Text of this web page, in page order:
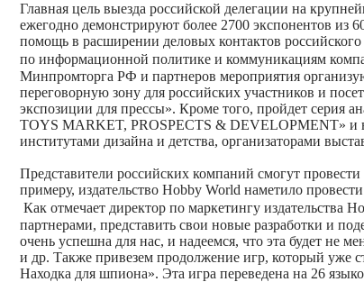
Главная цель выезда российской делегации на
ежегодно демонстрируют более 2700 экспонентов из
помощь в расширении деловых контактов
по информационной политике и коммуникациям
Минпромторга РФ и партнеров мероприятия
переговорную зону для российских участников и
экспозиции для прессы». Кроме того, пройдет серия
TOYS MARKET, PROSPECTS & DEVELOPMENT»
институтами дизайна и детства, организаторами
Представители российских компаний смогут
примеру, издательство Hobby World наметило
Как отмечает директор по маркетингу издательства
партнерами, представить свои новые разработки и
очень успешна для нас, и надеемся, что эта будет не
и др. Также привезем продолжение игр, который уже
Находка для шпиона». Эта игра переведена на 26